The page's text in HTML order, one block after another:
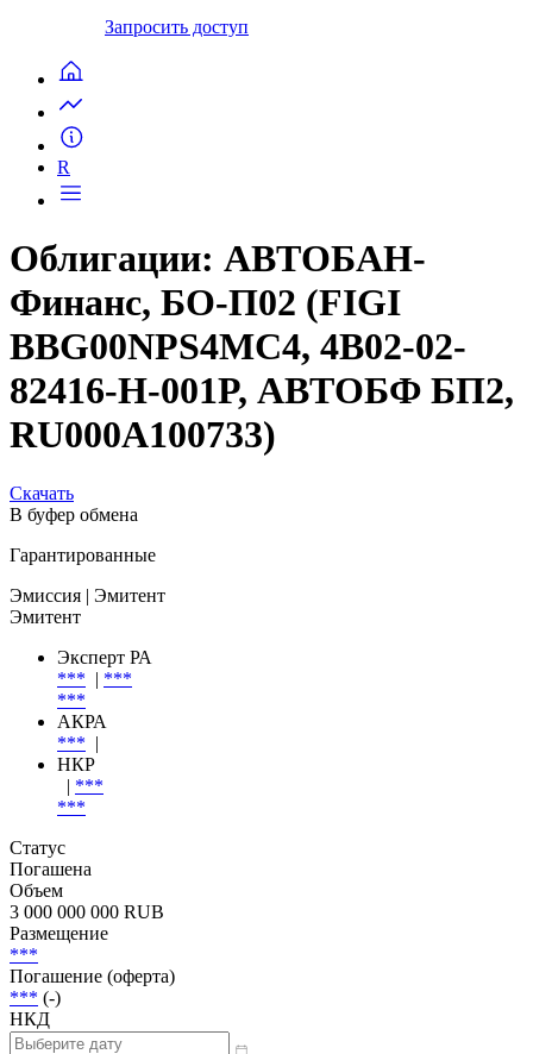
Запросить доступ
R
Облигации: АВТОБАН-
Финанс, БО-П02 (FIGI
BBG00NPS4MC4, 4B02-02-
82416-H-001P, АВТОБФ БП2,
RU000A100733)
Скачать
В буфер обмена
Гарантированные
Эмиссия | Эмитент
Эмитент
Эксперт РА
*** | ***
***
АКРА
*** |
НКР
| ***
***
Статус
Погашена
Объем
3 000 000 000 RUB
Размещение
***
Погашение (оферта)
*** (-)
НКД